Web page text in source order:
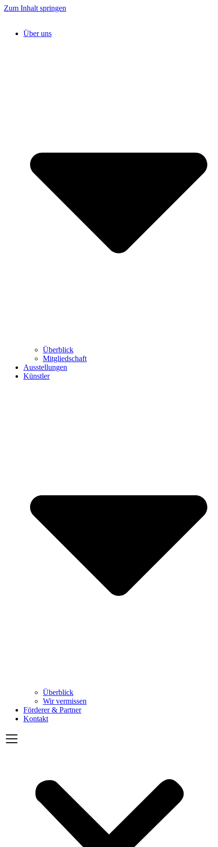
Zum Inhalt springen
Über uns
Überblick
Mitgliedschaft
Ausstellungen
Künstler
Überblick
Wir vermissen
Förderer & Partner
Kontakt